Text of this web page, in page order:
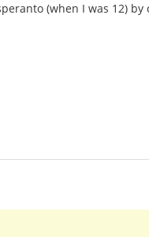
(when I was 12)